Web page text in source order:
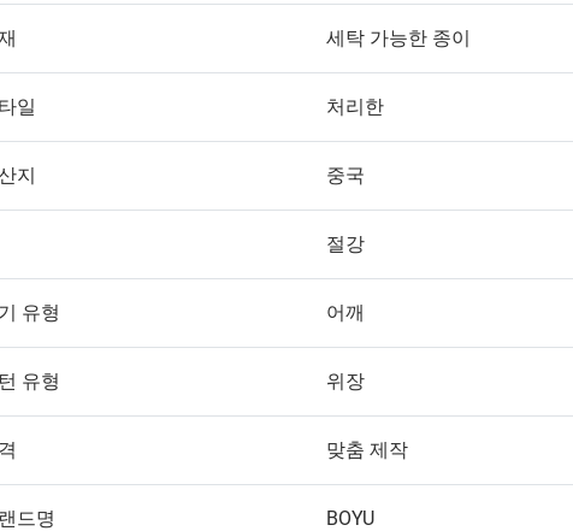
세탁 가능한 종이
일 처리한
지 중국
절강
유형 어깨
유형 위장
맞춤 제작
드명 BOYU